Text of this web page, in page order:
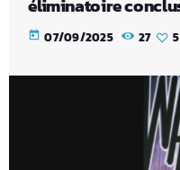
éliminatoire
today 07/09/2025 27 5